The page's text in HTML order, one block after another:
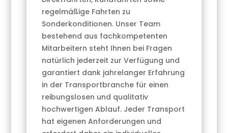
regelmäßige Fahrten zu
Sonderkonditionen. Unser Team
bestehend aus fachkompetenten
Mitarbeitern steht Ihnen bei Fragen
natürlich jederzeit zur Verfügung und
garantiert dank jahrelanger Erfahrung
in der Transportbranche für einen
reibungslosen und qualitativ
hochwertigen Ablauf. Jeder Transport
hat eigenen Anforderungen und